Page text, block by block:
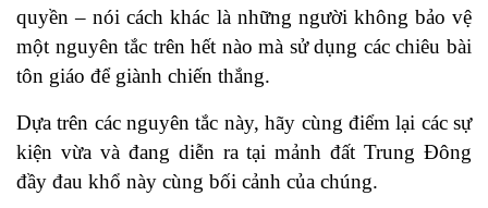
quyền – nói cách khác là những người không bảo vệ
một nguyên tắc trên hết nào mà sử dụng các chiêu bài
tôn giáo để giành chiến thắng.
Dựa trên các nguyên tắc này, hãy cùng điểm lại các sự
kiện vừa và đang diễn ra tại mảnh đất Trung Đông
đầy đau khổ này cùng bối cảnh của chúng.